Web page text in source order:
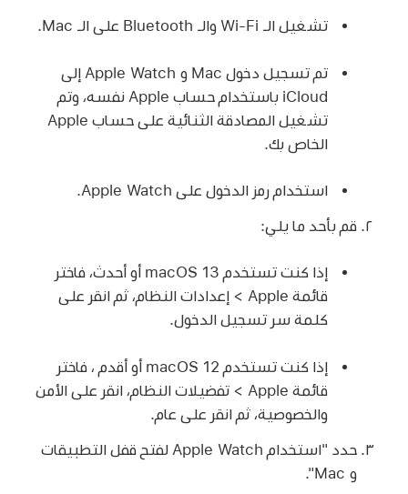
تشغيل الـ Wi-Fi والـ Bluetooth على الـ Mac.
تم تسجيل دخول Mac و Apple Watch إلى
iCloud باستخدام حساب Apple نفسه، وتم
تشغيل المصادقة الثنائية على حساب Apple
الخاص بك.
استخدام رمز الدخول على Apple Watch.
قم بأحد ما يلي:
إذا كنت تستخدم macOS 13 أو أحدث، فاختر
قائمة Apple > إعدادات النظام، ثم انقر على
كلمة سر تسجيل الدخول.
إذا كنت تستخدم macOS 12 أو أقدم ، فاختر
قائمة Apple > تفضيلات النظام، انقر على الأمن
والخصوصية، ثم انقر على عام.
حدد "استخدام Apple Watch لفتح قفل التطبيقات
و Mac".